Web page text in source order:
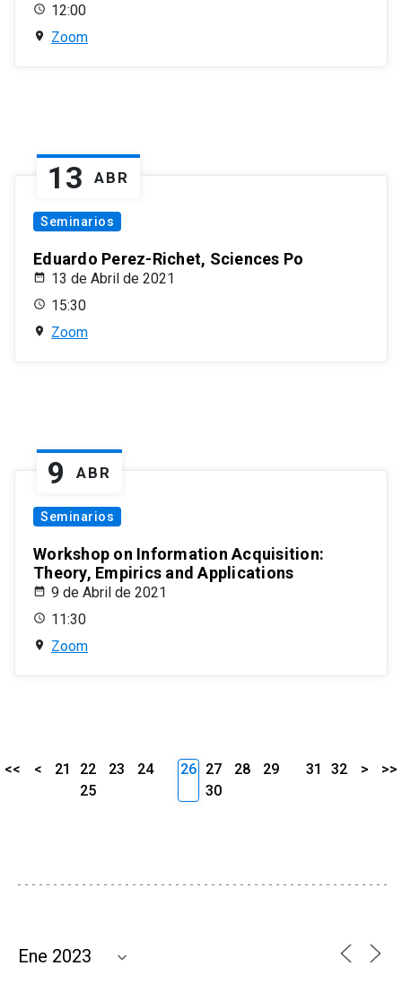
12:00
Zoom
13 ABR
Seminarios
Eduardo Perez-Richet, Sciences Po
13 de Abril de 2021
15:30
Zoom
9 ABR
Seminarios
Workshop on Information Acquisition:
Theory, Empirics and Applications
9 de Abril de 2021
11:30
Zoom
<< < 21 22 23
24
25
26 27 28
29
30
31 32 > >>